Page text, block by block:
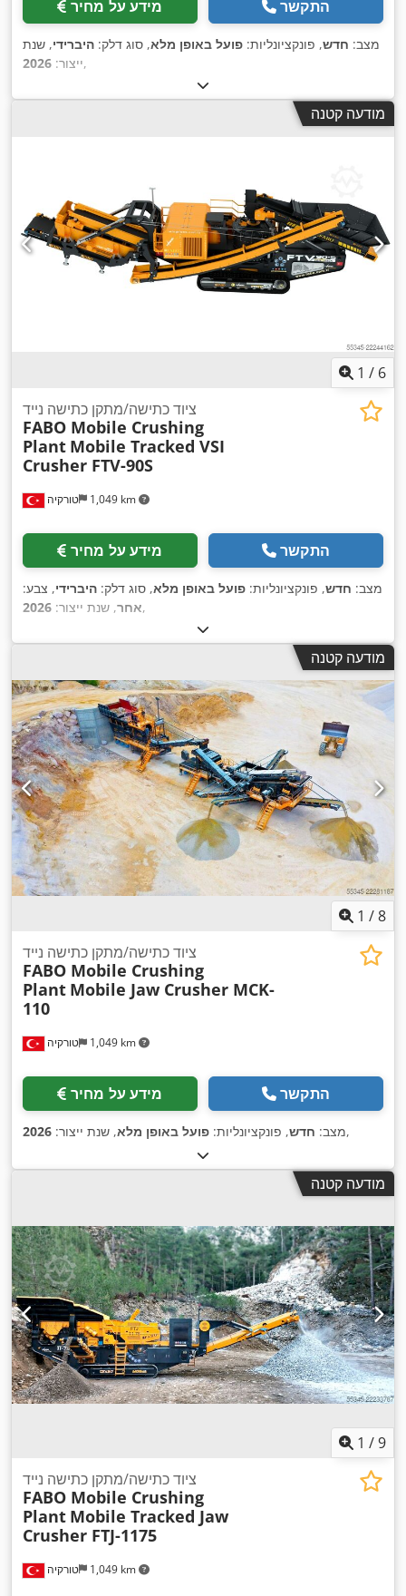
מידע על מחיר התקשר
מצב: חדש, פונקציונליות: פועל באופן מלא, סוג דלק: היברידי, שנת
ייצור: 2026 ,
מודעה קטנה
1 / 6
טורקיה 1,049 km
ציוד כתישה/מתקן כתישה נייד
FABO Mobile Crushing
Plant Mobile Tracked VSI
Crusher FTV-90S
מידע על מחיר התקשר
מצב: חדש, פונקציונליות: פועל באופן מלא, סוג דלק: היברידי, צבע:
אחר, שנת ייצור: 2026 ,
מודעה קטנה
1 /8
טורקיה 1,049 km
ציוד כתישה/מתקן כתישה נייד
FABO Mobile Crushing
Plant Mobile Jaw Crusher MCK-
110
מידע על מחיר התקשר
מצב: חדש, פונקציונליות: פועל באופן מלא, שנת ייצור: 2026 ,
מודעה קטנה
1 /9
טורקיה 1,049 km
ציוד כתישה/מתקן כתישה נייד
FABO Mobile Crushing
Plant Mobile Tracked Jaw
Crusher FTJ-1175